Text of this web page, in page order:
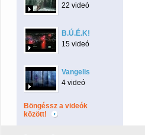
22 videó
B.Ú.É.K!
15 videó
Vangelis
4 videó
Böngéssz a videók
között!